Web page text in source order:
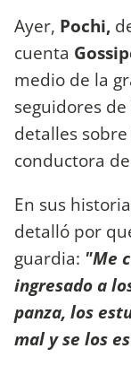
Ayer, Pochi,
cuenta
medio de la
seguidores de
detalles
conductora
En sus
detalló por
guardia: "Me
ingresado a
panza, los
mal y se los